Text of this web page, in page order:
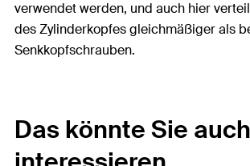
verwendet werden, und auch hier
des Zylinderkopfes gleichmäßiger als
Senkkopfschrauben.
Das könnte Sie